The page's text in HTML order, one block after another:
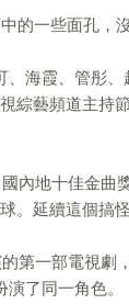
的一些面孔，
、海霞、管彤
綜藝頻道主持
內地十佳金曲獎
。延續這個搞
第一部電視劇
了同一角色。